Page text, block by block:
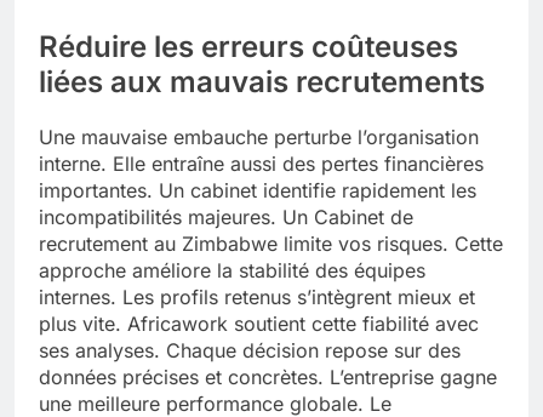
Réduire les erreurs coûteuses
liées aux mauvais recrutements
Une mauvaise embauche perturbe l’organisation
interne. Elle entraîne aussi des pertes financières
importantes. Un cabinet identifie rapidement les
incompatibilités majeures. Un Cabinet de
recrutement au Zimbabwe limite vos risques. Cette
approche améliore la stabilité des équipes
internes. Les profils retenus s’intègrent mieux et
plus vite. Africawork soutient cette fiabilité avec
ses analyses. Chaque décision repose sur des
données précises et concrètes. L’entreprise gagne
une meilleure performance globale. Le